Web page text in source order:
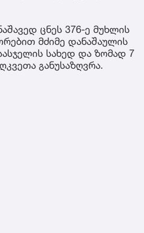
ცნეს 376-ე მუხლის
მძიმე დანაშაულის
სახედ და ზომად 7
განუსაზღვრა.